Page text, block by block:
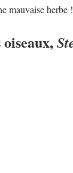
mauvaise herbe !